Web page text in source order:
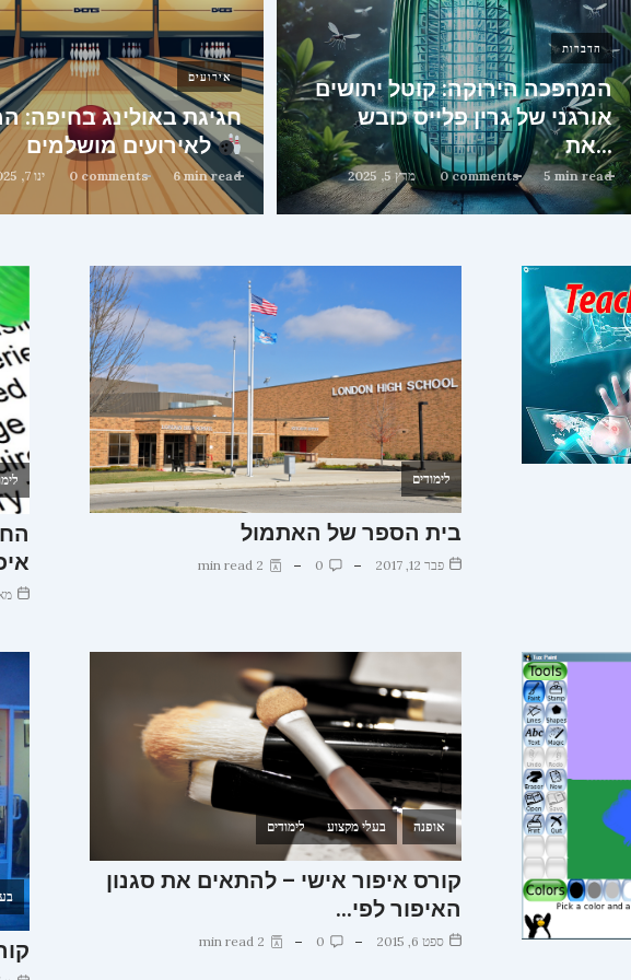
אירועים
חגיגת באולינג בחיפה:
לאירועים מושלמים
ינו 7, 2025 0 comments 6 min read
הדברות
המהפכה הירוקה: קוטל יתושים
אורגני של גרין פלייס כובש
את…
מרץ 5, 2025 0 comments 5 min read
לימודים
בית הספר של האתמול
פבר 12, 2017 0
2 min read
מאי
אופנה בעלי מקצוע לימודים
קורס איפור אישי – להתאים את סגנון
האיפור לפי…
ספט 6, 2015 0
2 min read